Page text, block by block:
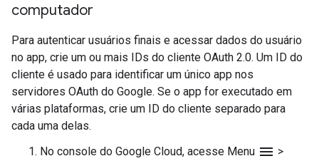
computador
Para autenticar usuários finais e acessar dados do usuário
no app, crie um ou mais IDs do cliente OAuth 2.0. Um ID do
cliente é usado para identificar um único app nos
servidores OAuth do Google. Se o app for executado em
várias plataformas, crie um ID do cliente separado para
cada uma delas.
No console do Google Cloud, acesse Menu menu >